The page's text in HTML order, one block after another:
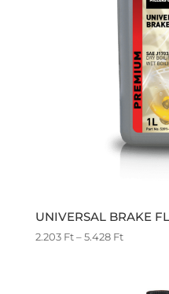
UNIVERSAL BRAKE
2.203 Ft – 5.428 Ft